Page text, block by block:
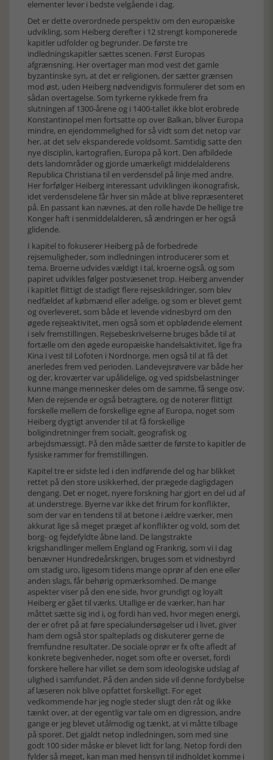
elementer lever i bedste velgående i dag.
Det er dette overordnede perspektiv om den europæiske
udvikling, som Heiberg derefter i 12 strengt komponerede
kapitler udfolder og begrunder. De første tre
indledningskapitler sættes scenen. Først Europas
afgrænsning. Her overtager man mod vest det gamle
byzantinske syn, at det er religionen, der sætter grænsen
mod øst, uden Heiberg nødvendigvis formulerer det som en
sådan overtagelse. Som tyrkerne rykkede frem fra
slutningen af 1300-årene og i 1400-tallet ikke blot erobrede
Konstantinopel men fortsatte op over Balkan, bliver Europa
mindre, en ejendommelighed for så vidt som det netop var
her, at det selv ekspanderede voldsomt. Samtidig satte den
nye disciplin, kartografien, Europa på kort. Den afbildede
dets landområder og gjorde umærkeligt middelalderens
Republica Christiana til en verdensdel på linje med andre.
Her forfølger Heiberg interessant udviklingen ikonografisk,
idet verdensdelene får hver sin måde at blive repræsenteret
på. En passant kan nævnes, at den rolle havde De hellige tre
Konger haft i senmiddelalderen, så ændringen er her også
glidende.
I kapitel to fokuserer Heiberg på de forbedrede
rejsemuligheder, som indledningen introducerer som et
tema. Broerne udvides vældigt i tal, kroerne også, og som
papiret udvikles følger postvæsenet trop. Heiberg anvender
i kapitlet flittigt de stadigt flere rejseskildringer, som blev
nedfældet af købmænd eller adelige, og som er blevet gemt
og overleveret, som både et levende vidnesbyrd om den
øgede rejseaktivitet, men også som et opblødende element
i selv fremstillingen. Rejsebeskrivelserne bruges både til at
fortælle om den øgede europæiske handelsaktivitet, lige fra
Kina i vest til Lofoten i Nordnorge, men også til at få det
anerledes frem ved perioden. Landevejsrøvere var både her
og der, kroværter var upålidelige, og ved spidsbelastninger
kunne mange mennesker deles om de samme, få senge osv.
Men de rejsende er også betragtere, og de noterer flittigt
forskelle mellem de forskellige egne af Europa, noget som
Heiberg dygtigt anvender til at få forskellige
boligindretninger frem socialt, geografisk og
arbejdsmæssigt. På den måde sætter de første to kapitler de
fysiske rammer for fremstillingen.
Kapitel tre er sidste led i den indførende del og har blikket
rettet på den store usikkerhed, der prægede dagligdagen
dengang. Det er noget, nyere forskning har gjort en del ud af
at understrege. Byerne var ikke det frirum for konflikter,
som der var en tendens til at betone i ældre værker, men
akkurat lige så meget præget af konflikter og vold, som det
borg- og fejdefyldte åbne land. De langstrakte
krigshandlinger mellem England og Frankrig, som vi i dag
benævner Hundredeårskrigen, bruges som et vidnesbyrd
om stadig uro, ligesom tidens mange oprør af den ene eller
anden slags, får behørig opmærksomhed. De mange
aspekter viser på den ene side, hvor grundigt og loyalt
Heiberg er gået til værks. Utallige er de værker, han har
måttet sætte sig ind i, og fordi han ved, hvor megen energi,
der er ofret på at føre specialundersøgelser ud i livet, giver
ham dem også stor spalteplads og diskuterer gerne de
fremfundne resultater. De sociale oprør er fx ofte afledt af
konkrete begivenheder, noget som ofte er overset, fordi
forskere hellere har villet se dem som ideologiske udslag af
ulighed i samfundet. På den anden side vil denne fordybelse
af læseren nok blive opfattet forskelligt. For eget
vedkommende har jeg nogle steder slugt den råt og ikke
tænkt over, at der egentlig var tale om en digression, andre
gange er jeg blevet utålmodig og tænkt, at vi måtte tilbage
på sporet. Det gjaldt netop indledningen, som med sine
godt 100 sider måske er blevet lidt for lang. Netop fordi den
fylder så meget, kan man med hensyn til indholdet komme i